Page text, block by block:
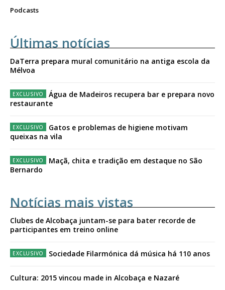
Podcasts
Últimas notícias
DaTerra prepara mural comunitário na antiga escola da
Mélvoa
Água de Madeiros recupera bar e prepara novo
restaurante
Gatos e problemas de higiene motivam
queixas na vila
Maçã, chita e tradição em destaque no São
Bernardo
Notícias mais vistas
Clubes de Alcobaça juntam-se para bater recorde de
participantes em treino online
Sociedade Filarmónica dá música há 110 anos
Cultura: 2015 vincou made in Alcobaça e Nazaré